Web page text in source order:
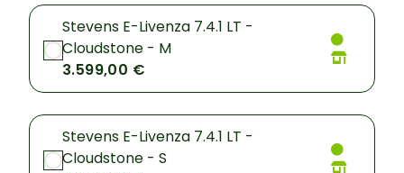
Stevens E-Livenza 7.4.1 LT -
Cloudstone - M
3.599,00 €
Stevens E-Livenza 7.4.1 LT -
Cloudstone - S